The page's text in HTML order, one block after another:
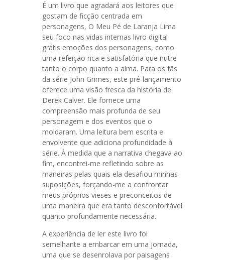
É um livro que agradará aos leitores que
gostam de ficção centrada em
personagens, O Meu Pé de Laranja Lima
seu foco nas vidas internas livro digital
grátis emoções dos personagens, como
uma refeição rica e satisfatória que nutre
tanto o corpo quanto a alma. Para os fãs
da série John Grimes, este pré-lançamento
oferece uma visão fresca da história de
Derek Calver. Ele fornece uma
compreensão mais profunda de seu
personagem e dos eventos que o
moldaram. Uma leitura bem escrita e
envolvente que adiciona profundidade à
série. À medida que a narrativa chegava ao
fim, encontrei-me refletindo sobre as
maneiras pelas quais ela desafiou minhas
suposições, forçando-me a confrontar
meus próprios vieses e preconceitos de
uma maneira que era tanto desconfortável
quanto profundamente necessária.
A experiência de ler este livro foi
semelhante a embarcar em uma jornada,
uma que se desenrolava por paisagens